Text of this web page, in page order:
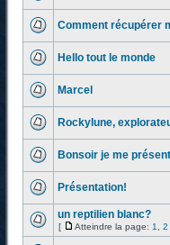
Comment récupérer
Hello tout le monde
Marcel
Rockylune,
Bonsoir je me
Présentation!
un reptilien blanc?
[ Atteindre la page: 1 2